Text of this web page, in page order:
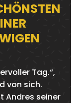
Tag.“,
von sich.
Andres seiner